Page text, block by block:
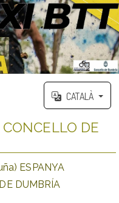
CATALÀ
DE
ESPANYA
DUMBRÍA